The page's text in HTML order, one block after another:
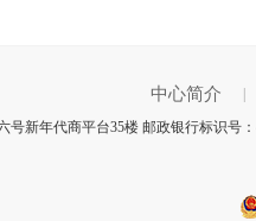
中心简介
新年代商平台35楼 邮政银行标识号